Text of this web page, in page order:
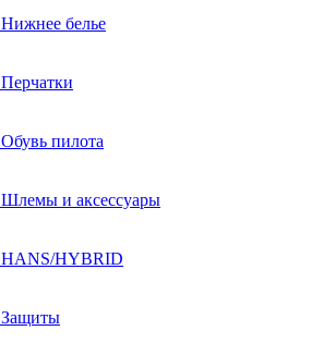
Нижнее белье
Перчатки
Обувь пилота
Шлемы и аксессуары
HANS/HYBRID
Защиты